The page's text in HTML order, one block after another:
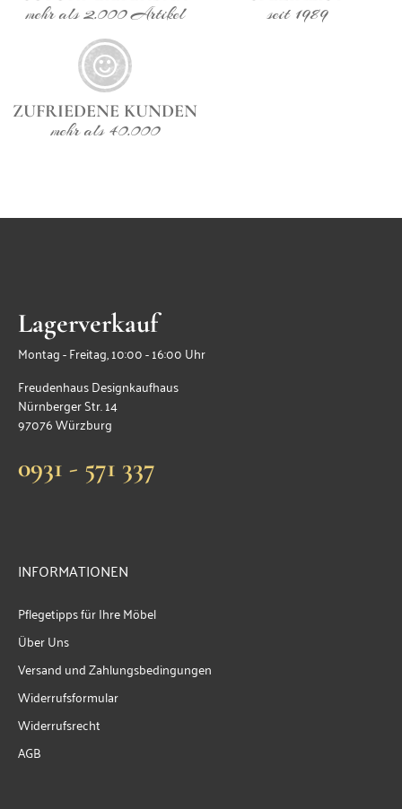
mehr als 2.000 Artikel seit 1989
ZUFRIEDENE KUNDEN
mehr als 40.000
Lagerverkauf
Montag - Freitag, 10:00 - 16:00 Uhr
Freudenhaus Designkaufhaus
Nürnberger Str. 14
97076 Würzburg
0931 - 571 337
INFORMATIONEN
Pflegetipps für Ihre Möbel
Über Uns
Versand und Zahlungsbedingungen
Widerrufsformular
Widerrufsrecht
AGB